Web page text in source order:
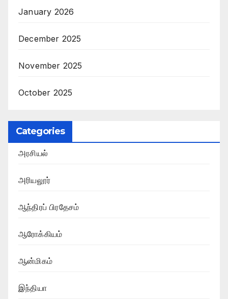
January 2026
December 2025
November 2025
October 2025
Categories
அரசியல்
அரியலூர்
ஆந்திரப் பிரதேசம்
ஆரோக்கியம்
ஆன்மிகம்
இந்தியா